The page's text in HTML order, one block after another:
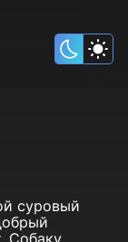
суровый
Собаку